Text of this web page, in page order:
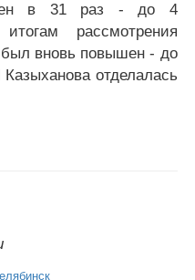
в 31 раз - до 4
рассмотрения
вновь повышен - до
отделалась